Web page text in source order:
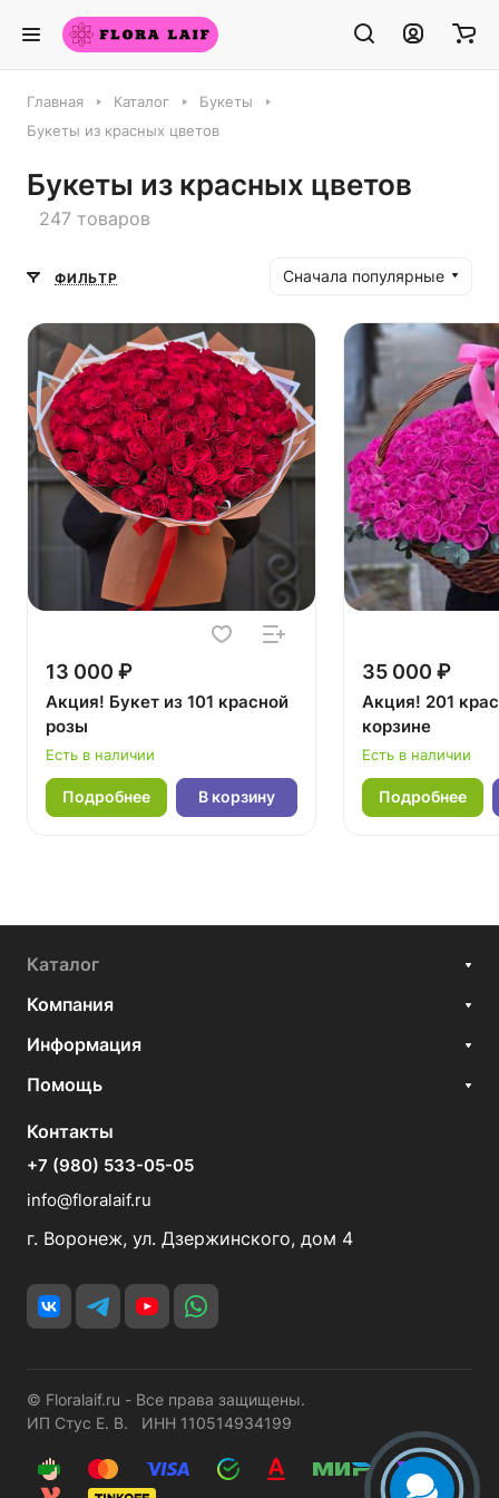
Главная Каталог
Букеты
Букеты из красных цветов
Букеты из красных цветов
247 товаров
ФИЛЬТР Сначала популярные
13 000 ₽
Акция! Букет из 101 красной
розы
Есть в наличии
Подробнее В корзину
35 000 ₽
Акция! 201
корзине
Есть в наличии
Подробнее
Каталог
Компания
Информация
Помощь
Контакты
+7 (980) 533-05-05
info@floralaif.ru
г. Воронеж, ул. Дзержинского, дом 4
© Floralaif.ru - Все права защищены.
ИП Стус Е. В. ИНН 110514934199